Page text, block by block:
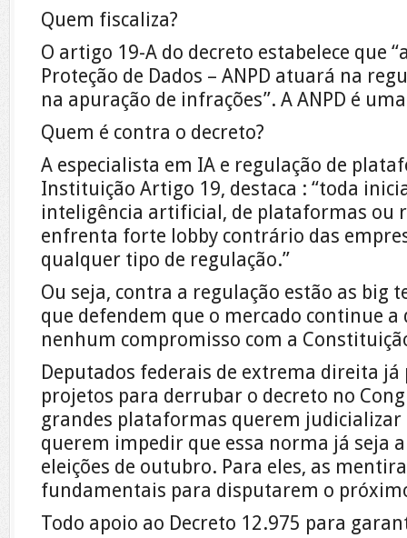
Quem fiscaliza?
O artigo 19-A do decreto estabelece que
Proteção de Dados – ANPD atuará na
na apuração de infrações”. A ANPD é
Quem é contra o decreto?
A especialista em IA e regulação de
Instituição Artigo 19, destaca : “toda
inteligência artificial, de plataformas ou
enfrenta forte lobby contrário das
qualquer tipo de regulação.”
Ou seja, contra a regulação estão as big
que defendem que o mercado continue
nenhum compromisso com a
Deputados federais de extrema direita
projetos para derrubar o decreto no
grandes plataformas querem judicializar
querem impedir que essa norma já seja
eleições de outubro. Para eles, as
fundamentais para disputarem o
Todo apoio ao Decreto 12.975 para